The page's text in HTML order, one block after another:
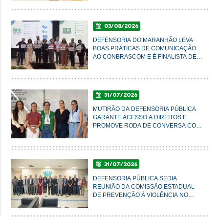
03/08/2026
DEFENSORIA DO MARANHÃO LEVA
BOAS PRÁTICAS DE COMUNICAÇÃO
AO CONBRASCOM E É FINALISTA DE
31/07/2026
MUTIRÃO DA DEFENSORIA PÚBLICA
GARANTE ACESSO A DIREITOS E
PROMOVE RODA DE CONVERSA COM
31/07/2026
DEFENSORIA PÚBLICA SEDIA
REUNIÃO DA COMISSÃO ESTADUAL
DE PREVENÇÃO À VIOLÊNCIA NO